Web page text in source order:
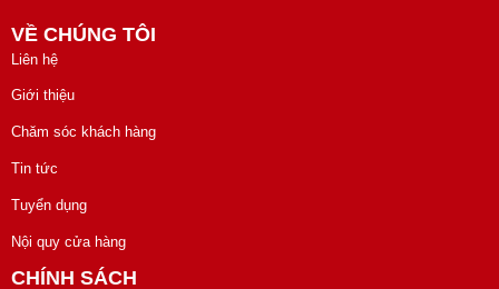
VỀ CHÚNG TÔI
Liên hệ
Giới thiệu
Chăm sóc khách hàng
Tin tức
Tuyển dụng
Nội quy cửa hàng
CHÍNH SÁCH